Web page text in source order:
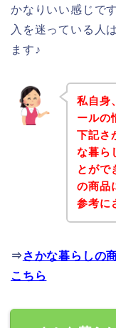
かなりいい感じで
入を迷っている人
ます♪
私自身
ールの
下記さ
な暮ら
とがで
の商品
参考に
⇒ さかな暮らしの
こちら